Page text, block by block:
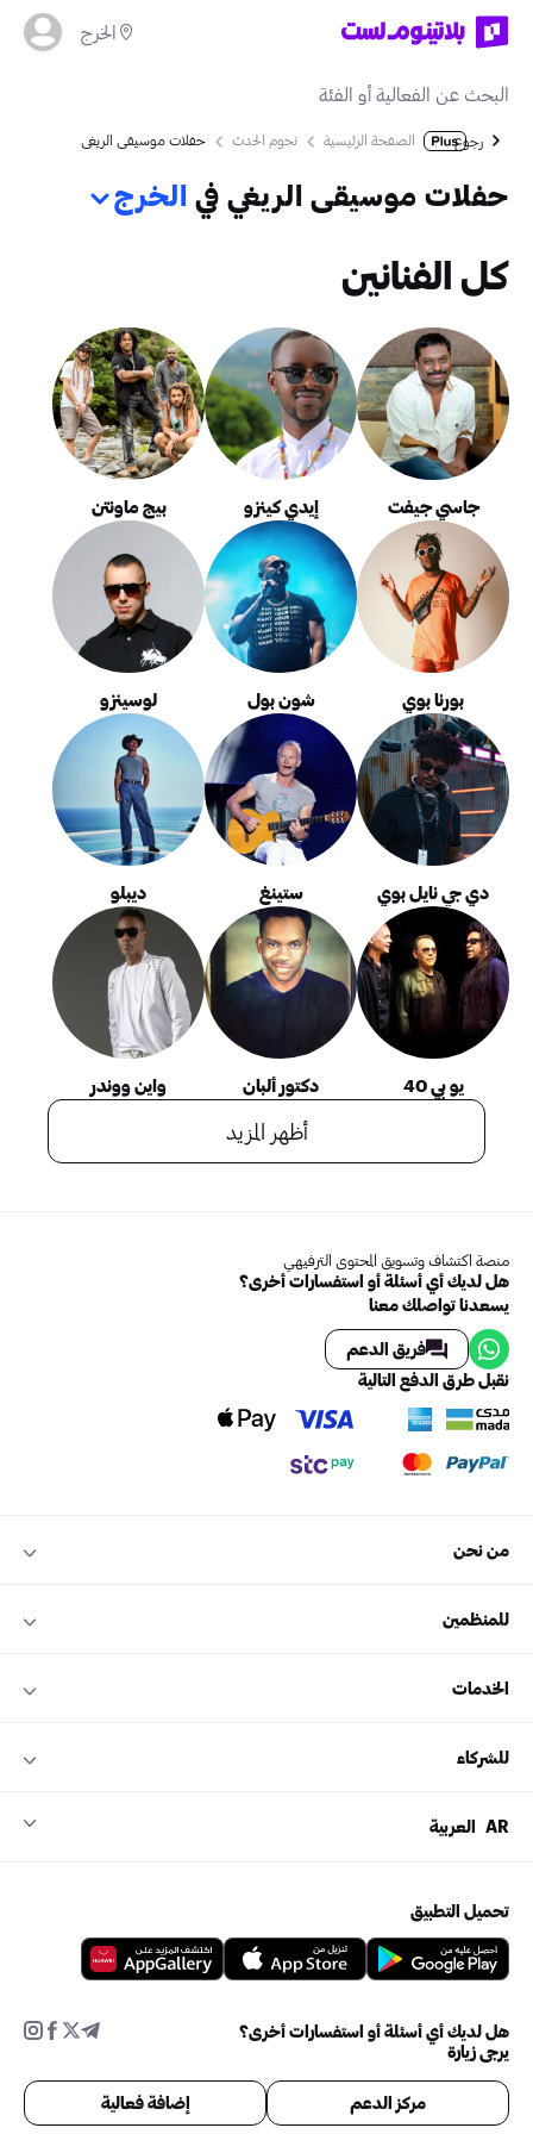
الخرج
رجوع الصفحة الرئيسية نجوم الحدث حفلات موسيقى الريغي
حفلات موسيقى الريغي في الخرج
كل الفنانين
جاسي جيفت إيدي كينزو بيج ماونتن
بورنا بوي شون بول لوسينزو
دي جي نايل بوي ستينغ ديبلو
يو بي 40 دكتور ألبان واين ووندر
أظهر المزيد
منصة اكتشاف وتسويق المحتوى الترفيهي
هل لديك أي أسئلة أو استفسارات أخرى؟
يسعدنا تواصلك معنا
فريق الدعم
نقبل طرق الدفع التالية
من نحن
للمنظمين
الخدمات
للشركاء
AR العربية
تحميل التطبيق
هل لديك أي أسئلة أو استفسارات أخرى؟
يرجى زيارة
مركز الدعم إضافة فعالية